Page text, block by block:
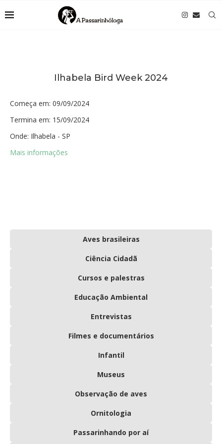
Ilhabela Bird Week 2024
Começa em: 09/09/2024
Termina em: 15/09/2024
Onde: Ilhabela - SP
Mais informações
Aves brasileiras
Ciência Cidadã
Cursos e palestras
Educação Ambiental
Entrevistas
Filmes e documentários
Infantil
Museus
Observação de aves
Ornitologia
Passarinhando por aí